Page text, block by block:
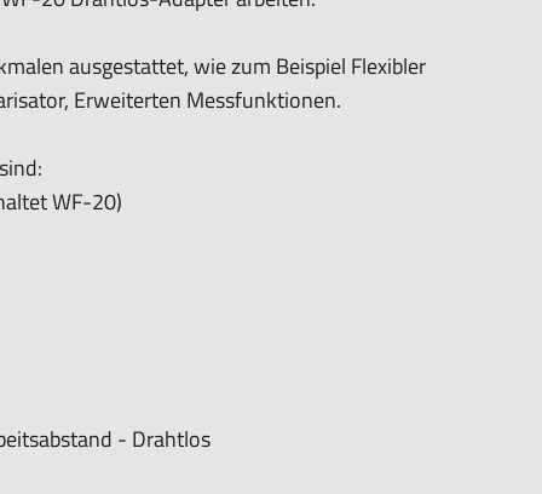
MacOS 10.12 und höher
DinoXcope (Mac OS, kein EDOF, EDR)
GIF, PNG, JPG, TIF, RAS, PNM, TGA, PCX, MNG,
ausgestattet, wie zum Beispiel Flexibler
Erweiterten Messfunktionen.
WF-20)
- Drahtlos